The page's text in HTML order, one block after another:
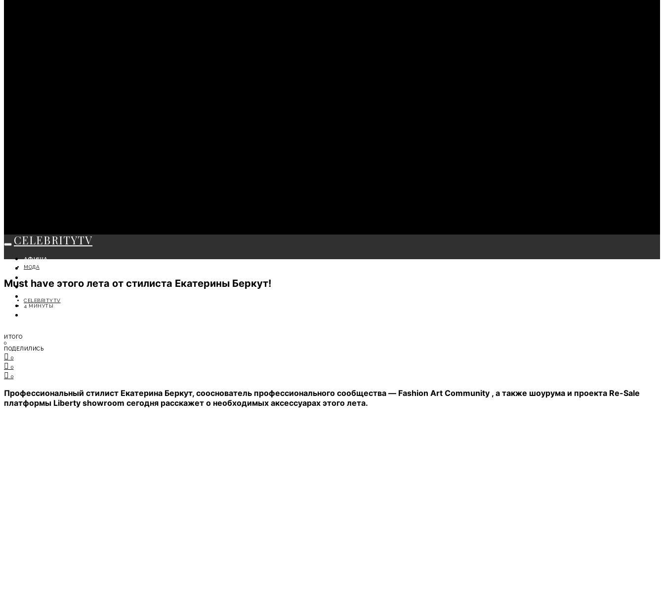
CELEBRITYTV
АФИША
СОБЫТИЯ
КРАСОТА
МОДА
ЛИЧНОСТЬ
ОТДЫХ
МОДА
Must have этого лета от стилиста Екатерины Беркут!
CELEBRITYTV
4 МИНУТЫ
ИТОГО
0
ПОДЕЛИЛИСЬ
0
0
0
Профессиональный стилист Екатерина Беркут, сооснователь профессионального сообщества — Fashion Art Community , а также шоурума и проекта Re-Sale
платформы Liberty showroom сегодня расскажет о необходимых аксессуарах этого лета.